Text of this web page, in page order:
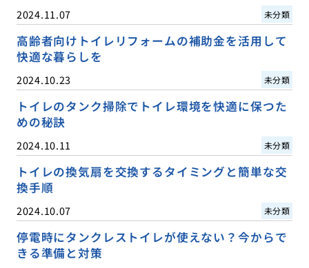
2024.11.07 未分類
高齢者向けトイレリフォームの補助金を活用して
快適な暮らしを
2024.10.23 未分類
トイレのタンク掃除でトイレ環境を快適に保つた
めの秘訣
2024.10.11 未分類
トイレの換気扇を交換するタイミングと簡単な交
換手順
2024.10.07 未分類
停電時にタンクレストイレが使えない？今からで
きる準備と対策